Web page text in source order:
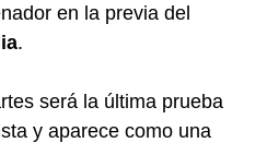
en la previa del
.
será la última prueba
y aparece como una